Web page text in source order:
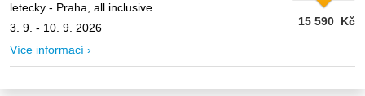
letecky - Praha, all inclusive
3. 9. - 10. 9. 2026
Více informací ›
15 590 Kč